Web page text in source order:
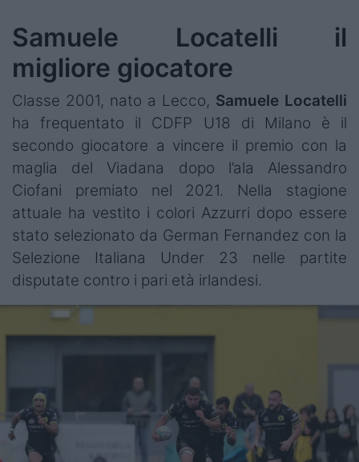
Samuele Locatelli il
migliore giocatore
Classe 2001, nato a Lecco, Samuele Locatelli
ha frequentato il CDFP U18 di Milano è il
secondo giocatore a vincere il premio con la
maglia del Viadana dopo l’ala Alessandro
Ciofani premiato nel 2021. Nella stagione
attuale ha vestito i colori Azzurri dopo essere
stato selezionato da German Fernandez con la
Selezione Italiana Under 23 nelle partite
disputate contro i pari età irlandesi.